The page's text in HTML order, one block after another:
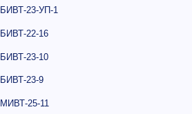
БИВТ-23-УП-1
БИВТ-22-16
БИВТ-23-10
БИВТ-23-9
МИВТ-25-11